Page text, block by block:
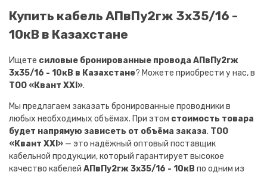
Купить кабель АПвПу2гж 3х35/16 -
10кВ в Казахстане
Ищете силовые бронированные провода АПвПу2гж
3х35/16 - 10кВ в Казахстане? Можете приобрести у нас, в
ТОО «Квант XXI».
Мы предлагаем заказать бронированные проводники в
любых необходимых объёмах. При этом стоимость товара
будет напрямую зависеть от объёма заказа. ТОО
«Квант XXI» — это надёжный оптовый поставщик
кабельной продукции, который гарантирует высокое
качество кабелей АПвПу2гж 3х35/16 - 10кВ по одним из